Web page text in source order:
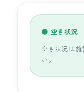
● 空き状況
空き状況は
い。